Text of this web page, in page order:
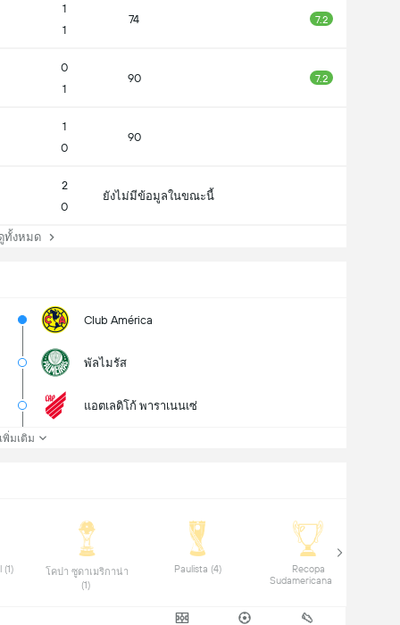
1
1
74 7.2
0
1
90 7.2
1
0
90
2
0
ยังไม่มีข้อมูลในขณะนี้
งหมด
Club América
พัลไมรัส
แอตเลติโก้ พาราเนนเซ่
พิ่มเติม
Copa do Brasil (1)
โคปา ซูดาเมริกาน่า
(1)
Paulista (4)
Recopa